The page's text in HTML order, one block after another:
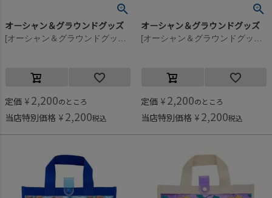
オーシャン＆グラウンドグッズ
定価 ¥ 2,200のところ
当店特別価格 ¥ 2,200税込
オーシャン＆グラウンドグッズ
定価 ¥ 2,200のところ
当店特別価格 ¥ 2,200税込